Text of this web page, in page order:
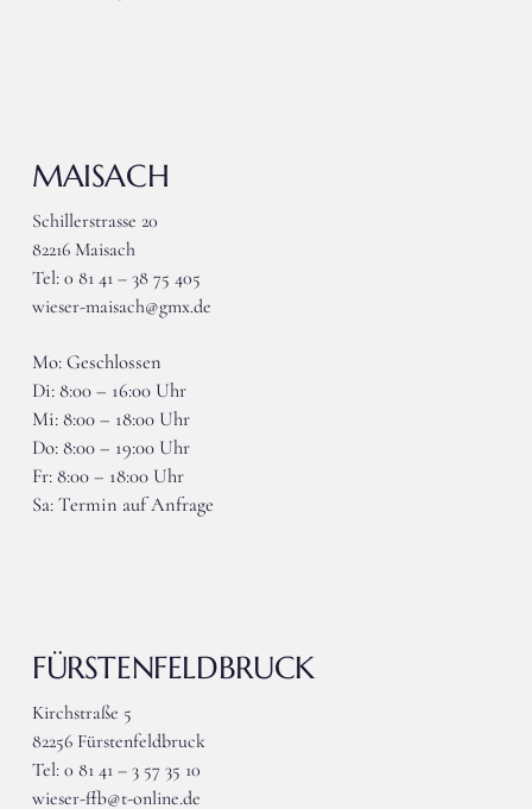
MAISACH
Schillerstrasse 20
82216 Maisach
Tel: 0 81 41 – 38 75 405
wieser-maisach@gmx.de
Mo: Geschlossen
Di: 8:00 – 16:00 Uhr
Mi: 8:00 – 18:00 Uhr
Do: 8:00 – 19:00 Uhr
Fr: 8:00 – 18:00 Uhr
Sa: Termin auf Anfrage
FÜRSTENFELDBRUCK
Kirchstraße 5
82256 Fürstenfeldbruck
Tel: 0 81 41 – 3 57 35 10
wieser-ffb@t-online.de